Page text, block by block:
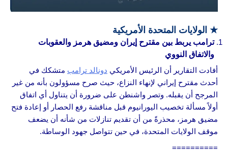
★ الولايات المتحدة الأمريكية
ترامب يربط بين مقترح إيران ومضيق هرمز والعقوبات
والاتفاق النووي
أفادت التقارير أن الرئيس الأمريكي دونالد ترامب متشكك في
أحدث مقترح إيراني لإنهاء النزاع، حيث صرح مسؤولون بأنه من غير
المرجح أن يقبله. وتصر واشنطن على ضرورة أن يتناول أي اتفاق
أولاً مسألة تخصيب اليورانيوم قبل مناقشة رفع الحصار أو إعادة فتح
مضيق هرمز، محذرةً من أن تقديم تنازلات من شأنه أن يضعف
موقف الولايات المتحدة، في حين تتواصل جهود الوساطة.
==========